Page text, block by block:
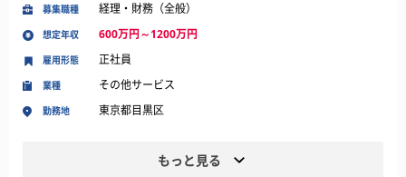
募集職種 経理・財務（全般）
想定年収 600万円～1200万円
業種 その他サービス
勤務地 東京都目黒区
雇用形態 正社員
もっと見る